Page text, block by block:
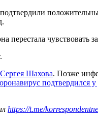
перестала чувствовать
Шахова. Позже
подтвердился
https://t.me/